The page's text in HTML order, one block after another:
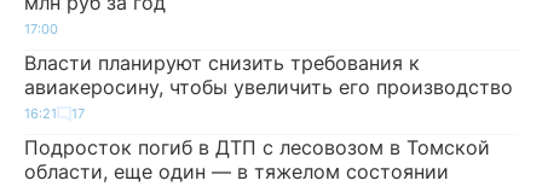
17:00
Власти планируют снизить требования к
авиакеросину, чтобы увеличить его производство
16:21 17
Подросток погиб в ДТП с лесовозом в Томской
области, еще один — в тяжелом состоянии